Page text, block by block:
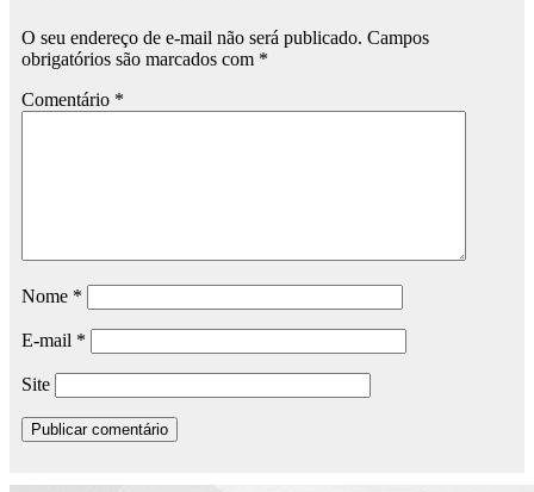
O seu endereço de e-mail não será publicado. Campos
obrigatórios são marcados com *
Comentário *
Nome *
E-mail *
Site